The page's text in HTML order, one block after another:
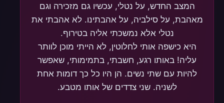
המצב החדש, על נטלי, עכשיו גם מזכירה וגם
מאהבת, על סילביה, על אהבתינו. לא אהבתי את
נטלי אלא נמשכתי אליה בטירוף.
היא כישפה אותי לחלוטין, לא הייתי מוכן לוותר
עליה! באותו רגע, חשבתי, בתמימותי, שאפשר
להיות עם שתי נשים. הן היו כל כך דומות אחת
לשניה. שני צדדים של אותו מטבע.